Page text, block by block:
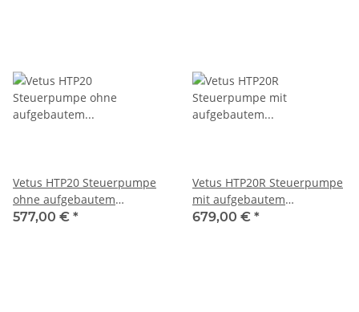
Vetus HTP20 Steuerpumpe
ohne aufgebautem
Rückschlagventil in weiß
577,00 € *
Vetus HTP20R Steuerpumpe
mit aufgebautem
Rückschlagventil in schwarz
679,00 € *